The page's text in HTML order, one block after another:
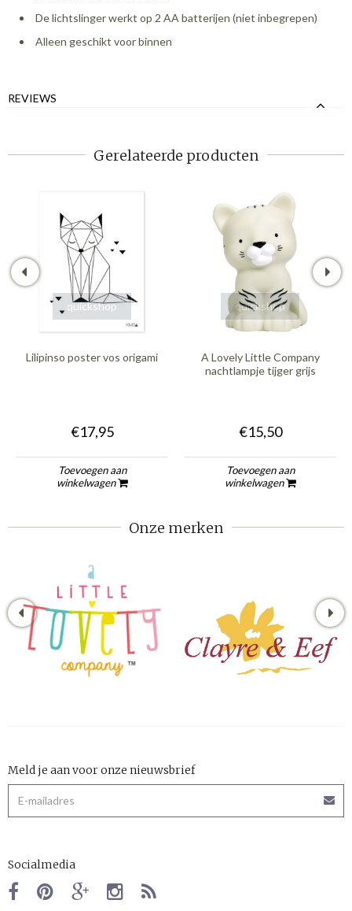
De lichtslinger werkt op 2 AA batterijen (niet inbegrepen)
Alleen geschikt voor binnen
REVIEWS
Gerelateerde producten
quickshop
Lilipinso poster vos origami
€17,95
Toevoegen aan
winkelwagen
quickshop
A Lovely Little Company
nachtlampje tijger grijs
€15,50
Toevoegen aan
winkelwagen
Onze merken
Meld je aan voor onze nieuwsbrief
Socialmedia